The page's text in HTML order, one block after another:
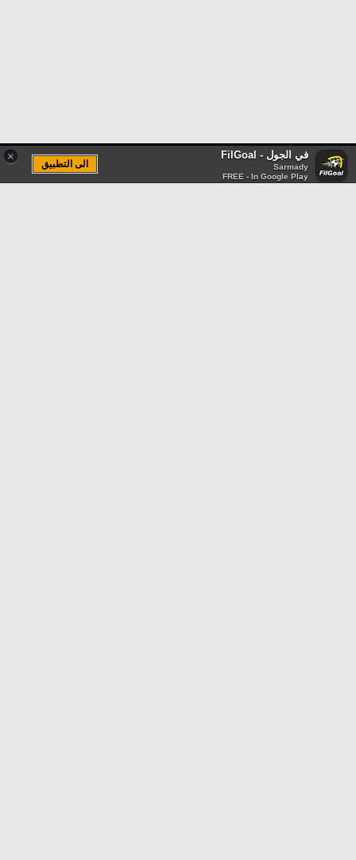
× في الجول - FilGoal
Sarmady
FREE - In Google Play
الى التطبيق